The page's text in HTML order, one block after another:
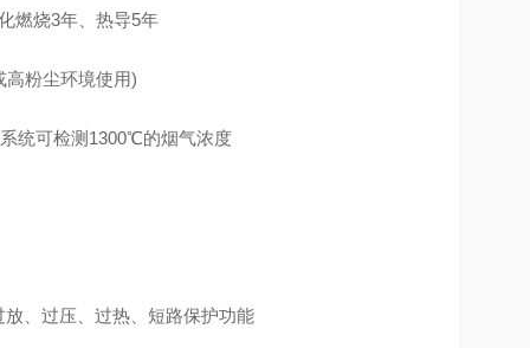
燃烧3年、热导5年
粉尘环境使用)
统可检测1300℃的烟气浓度
、过压、过热、短路保护功能